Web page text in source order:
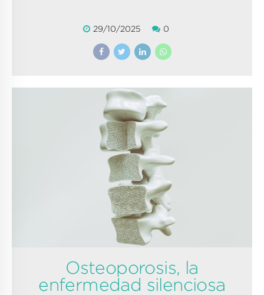
29/10/2025 0
Osteoporosis, la
enfermedad silenciosa